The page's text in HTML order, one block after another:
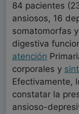
84 pacientes
ansiosos, 16
somatomorfas
digestiva
atención
corporales y
Efectivamente,
constatar la
ansioso-